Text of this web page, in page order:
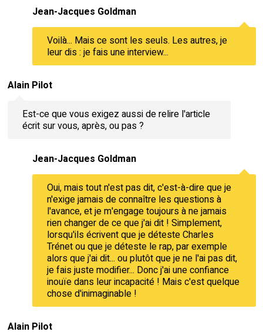
Jean-Jacques Goldman
Voilà... Mais ce sont les seuls. Les autres, je
leur dis : je fais une interview...
Alain Pilot
Est-ce que vous exigez aussi de relire l'article
écrit sur vous, après, ou pas ?
Jean-Jacques Goldman
Oui, mais tout n'est pas dit, c'est-à-dire que je
n'exige jamais de connaître les questions à
l'avance, et je m'engage toujours à ne jamais
rien changer de ce que j'ai dit ! Simplement,
lorsqu'ils écrivent que je déteste Charles
Trénet ou que je déteste le rap, par exemple
alors que j'ai dit... ou plutôt que je ne l'ai pas dit,
je fais juste modifier... Donc j'ai une confiance
inouïe dans leur incapacité ! Mais c'est quelque
chose d'inimaginable !
Alain Pilot